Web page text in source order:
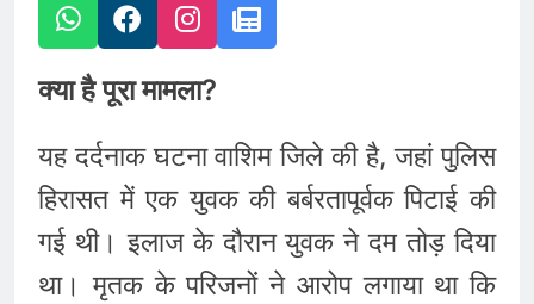
क्या है पूरा मामला?
यह दर्दनाक घटना वाशिम जिले की है, जहां पुलिस
हिरासत में एक युवक की बर्बरतापूर्वक पिटाई की
गई थी। इलाज के दौरान युवक ने दम तोड़ दिया
था। मृतक के परिजनों ने आरोप लगाया था कि